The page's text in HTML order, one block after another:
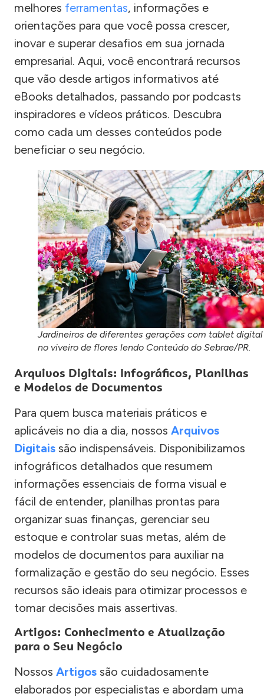
melhores ferramentas, informações e
orientações para que você possa crescer,
inovar e superar desafios em sua jornada
empresarial. Aqui, você encontrará recursos
que vão desde artigos informativos até
eBooks detalhados, passando por podcasts
inspiradores e vídeos práticos. Descubra
como cada um desses conteúdos pode
beneficiar o seu negócio.
Jardineiros de diferentes gerações com tablet digital
no viveiro de flores lendo Conteúdo do Sebrae/PR.
Arquivos Digitais: Infográficos, Planilhas
e Modelos de Documentos
Para quem busca materiais práticos e
aplicáveis no dia a dia, nossos Arquivos
Digitais são indispensáveis. Disponibilizamos
infográficos detalhados que resumem
informações essenciais de forma visual e
fácil de entender, planilhas prontas para
organizar suas finanças, gerenciar seu
estoque e controlar suas metas, além de
modelos de documentos para auxiliar na
formalização e gestão do seu negócio. Esses
recursos são ideais para otimizar processos e
tomar decisões mais assertivas.
Artigos: Conhecimento e Atualização
para o Seu Negócio
Nossos Artigos são cuidadosamente
elaborados por especialistas e abordam uma